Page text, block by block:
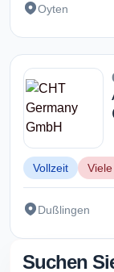
Oyten
Vollzeit
Dußlingen
Suchen